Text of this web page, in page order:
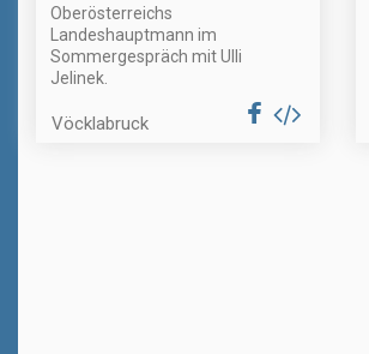
Oberösterreichs
Landeshauptmann im
Sommergespräch mit Ulli
Jelinek.
Vöcklabruck